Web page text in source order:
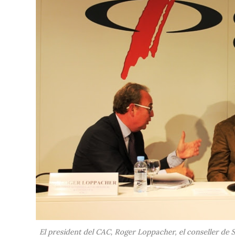
El president del CAC, Roger Loppacher, el conseller de